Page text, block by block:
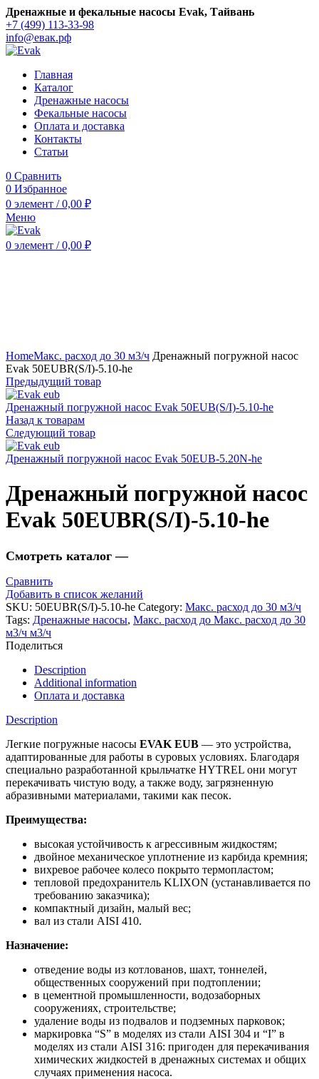
Дренажные и фекальные насосы Evak, Тайвань
+7 (499) 113-33-98
info@евак.рф
Главная
Каталог
Дренажные насосы
Фекальные насосы
Оплата и доставка
Контакты
Статьи
0 Сравнить
0 Избранное
0 элемент / 0,00 ₽
Меню
0 элемент / 0,00 ₽
HomeМакс. расход до 30 м3/ч Дренажный погружной насос
Evak 50EUBR(S/I)-5.10-he
Предыдущий товар
Дренажный погружной насос Evak 50EUB(S/I)-5.10-he
Назад к товарам
Следующий товар
Дренажный погружной насос Evak 50EUB-5.20N-he
Дренажный погружной насос
Evak 50EUBR(S/I)-5.10-he
Смотреть каталог —
Сравнить
Добавить в список желаний
SKU: 50EUBR(S/I)-5.10-he Category: Макс. расход до 30 м3/ч
Tags: Дренажные насосы, Макс. расход до Макс. расход до 30
м3/ч м3/ч
Поделиться
Description
Additional information
Оплата и доставка
Description
Легкие погружные насосы EVAK EUB — это устройства,
адаптированные для работы в суровых условиях. Благодаря
специально разработанной крыльчатке HYTREL они могут
перекачивать чистую воду, а также воду, загрязненную
абразивными материалами, такими как песок.
Преимущества:
высокая устойчивость к агрессивным жидкостям;
двойное механическое уплотнение из карбида кремния;
вихревое рабочее колесо покрыто термопластом;
тепловой предохранитель KLIXON (устанавливается по
требованию заказчика);
компактный дизайн, малый вес;
вал из стали AISI 410.
Назначение:
отведение воды из котлованов, шахт, тоннелей,
общественных сооружений при подтоплении;
в цементной промышленности, водозаборных
сооружениях, строительстве;
удаление воды из подвалов и подземных парковок;
маркировка “S” в моделях из стали AISI 304 и “I” в
моделях из стали AISI 316: пригоден для перекачивания
химических жидкостей в дренажных системах и общих
случаях применения насоса.